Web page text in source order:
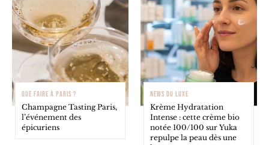
QUE FAIRE À PARIS ?
Champagne Tasting Paris,
l’événement des
épicuriens
NEWS DU LUXE
Krème Hydratation
Intense : cette crème bio
notée 100/100 sur Yuka
repulpe la peau dès une